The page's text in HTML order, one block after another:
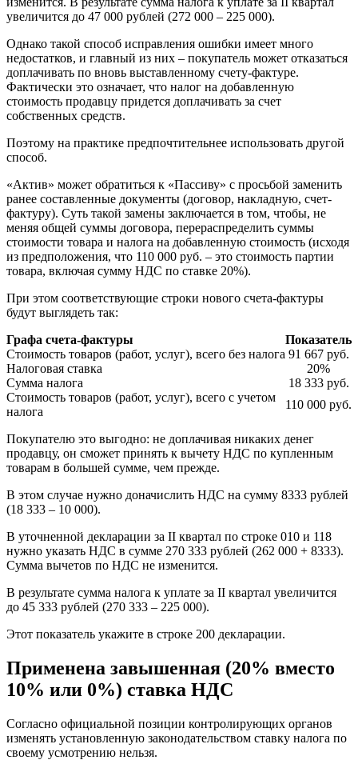
увеличится до 47 000 рублей (272 000 – 225 000).
Однако такой способ исправления ошибки имеет много
недостатков, и главный из них – покупатель может отказаться
доплачивать по вновь выставленному счету-фактуре.
Фактически это означает, что налог на добавленную
стоимость продавцу придется доплачивать за счет
собственных средств.
Поэтому на практике предпочтительнее использовать другой
способ.
«Актив» может обратиться к «Пассиву» с просьбой заменить
ранее составленные документы (договор, накладную, счет-
фактуру). Суть такой замены заключается в том, чтобы, не
меняя общей суммы договора, перераспределить суммы
стоимости товара и налога на добавленную стоимость (исходя
из предположения, что 110 000 руб. – это стоимость партии
товара, включая сумму НДС по ставке 20%).
При этом соответствующие строки нового счета-фактуры
будут выглядеть так:
Графа счета-фактуры
Показатель
Стоимость товаров (работ, услуг), всего без налога 91 667 руб.
Налоговая ставка
20%
Сумма налога
18 333 руб.
Стоимость товаров (работ, услуг), всего с учетом
налога
110 000 руб.
Покупателю это выгодно: не доплачивая никаких денег
продавцу, он сможет принять к вычету НДС по купленным
товарам в большей сумме, чем прежде.
В этом случае нужно доначислить НДС на сумму 8333 рублей
(18 333 – 10 000).
В уточненной декларации за II квартал по строке 010 и 118
нужно указать НДС в сумме 270 333 рублей (262 000 + 8333).
Сумма вычетов по НДС не изменится.
В результате сумма налога к уплате за II квартал увеличится
до 45 333 рублей (270 333 – 225 000).
Этот показатель укажите в строке 200 декларации.
Применена завышенная (20% вместо
10% или 0%) ставка НДС
Согласно официальной позиции контролирующих органов
изменять установленную законодательством ставку налога по
своему усмотрению нельзя.